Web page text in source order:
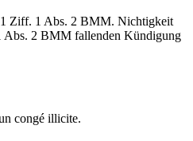
Ziff. 1 Abs. 2 BMM. Nichtigkeit
Abs. 2 BMM fallenden Kündigung
congé illicite.